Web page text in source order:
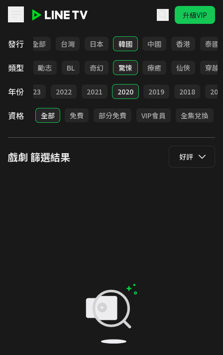
升級VIP
發行 全部 台灣 日本 韓國 中國 香港 泰國
類型
喜劇 勵志 BL 奇幻 驚悚 療癒 仙俠 穿越
年份 2023 2022 2021 2020 2019 2018
資格 全部 免費 部分免費 VIP會員 全集兌換
戲劇 篩選結果 好評